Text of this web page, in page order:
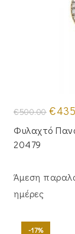
€500.00 price
was:
€
Φυλαχτό
20479
Άμεση
ημέρες
-17%